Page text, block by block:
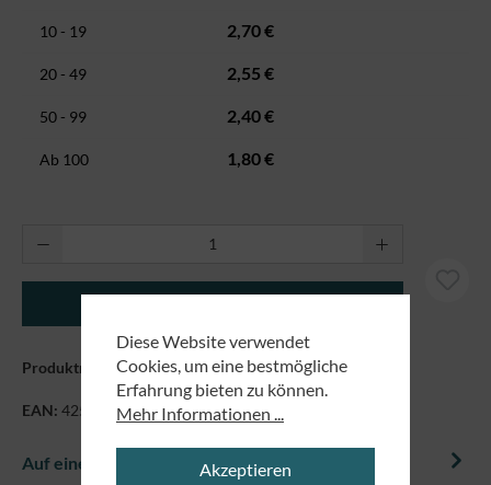
10 - 19 2,70 €
20 - 49 2,55 €
50 - 99 2,40 €
Ab 100 1,80 €
Produkt Anzahl: Gib den gewünschten
Produktnummer:77002
EAN: 4250479854727
Auf einem Blick
Diese Website verwendet
Cookies, um eine bestmögliche
Erfahrung bieten zu können.
Mehr Informationen ...
Akzeptieren